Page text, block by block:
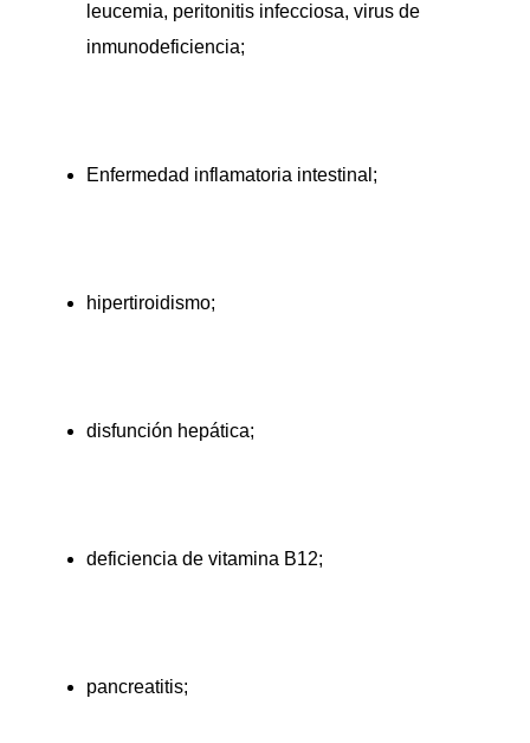
leucemia, peritonitis infecciosa, virus de
inmunodeficiencia;
Enfermedad inflamatoria intestinal;
hipertiroidismo;
disfunción hepática;
deficiencia de vitamina B12;
pancreatitis;